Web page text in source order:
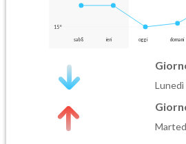
15°
sab 8 ieri oggi domani
Lunedì